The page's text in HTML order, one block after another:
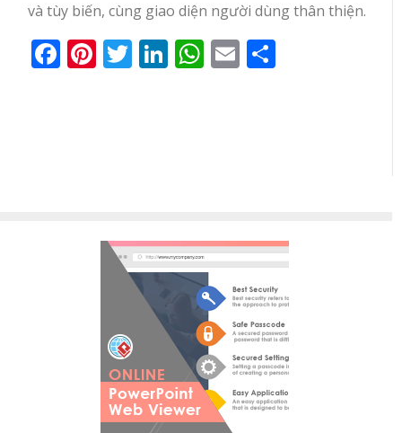
và tùy biến, cùng giao diện người dùng thân thiện.
Facebook
Pinterest
Twitter
LinkedIn
WhatsApp
Email